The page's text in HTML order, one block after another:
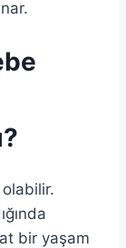
olabilir.
bir yaşam